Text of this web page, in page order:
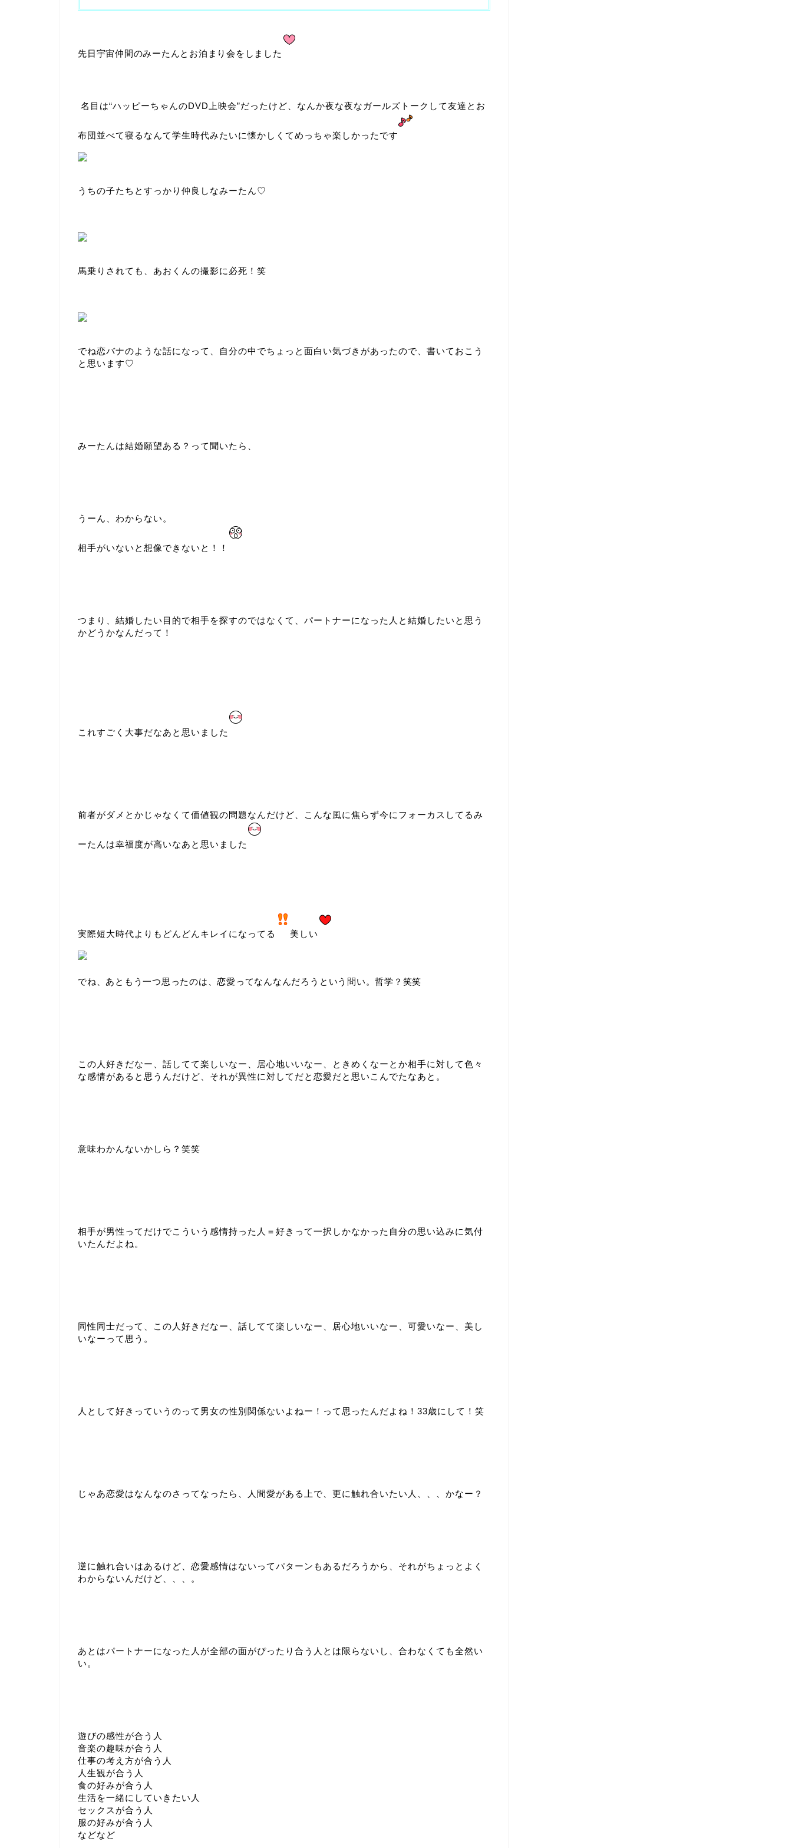
先日宇宙仲間のみーたんとお泊まり会をしました
名目は“ハッピーちゃんのDVD上映会”だったけど、なんか夜な夜なガールズトークして友達とお
布団並べて寝るなんて学生時代みたいに懐かしくてめっちゃ楽しかったです
うちの子たちとすっかり仲良しなみーたん♡
馬乗りされても、あおくんの撮影に必死！笑
でね恋バナのような話になって、自分の中でちょっと面白い気づきがあったので、書いておこう
と思います♡
みーたんは結婚願望ある？って聞いたら、
うーん、わからない。
相手がいないと想像できないと！！
つまり、結婚したい目的で相手を探すのではなくて、パートナーになった人と結婚したいと思う
かどうかなんだって！
これすごく大事だなあと思いました
前者がダメとかじゃなくて価値観の問題なんだけど、こんな風に焦らず今にフォーカスしてるみ
ーたんは幸福度が高いなあと思いました
実際短大時代よりもどんどんキレイになってる 美しい
でね、あともう一つ思ったのは、恋愛ってなんなんだろうという問い。哲学？笑笑
この人好きだなー、話してて楽しいなー、居心地いいなー、ときめくなーとか相手に対して色々
な感情があると思うんだけど、それが異性に対してだと恋愛だと思いこんでたなあと。
意味わかんないかしら？笑笑
相手が男性ってだけでこういう感情持った人＝好きって一択しかなかった自分の思い込みに気付
いたんだよね。
同性同士だって、
この人好きだなー、話してて楽しいなー、居心地いいなー、可愛いなー、美し
いなーって思う。
人として好きっていうのって男女の性別関係ないよねー！って思ったんだよね！33歳にして！笑
じゃあ恋愛はなんなのさってなったら、人間愛がある上で、更に触れ合いたい人、、、かなー？
逆に触れ合いはあるけど、恋愛感情はないってパターンもあるだろうから、それがちょっとよく
わからないんだけど、、、。
あとはパートナーになった人が全部の面がぴったり合う人とは限らないし、合わなくても全然い
い。
遊びの感性が合う人
音楽の趣味が合う人
仕事の考え方が合う人
人生観が合う人
食の好みが合う人
生活を一緒にしていきたい人
セックスが合う人
服の好みが合う人
などなど